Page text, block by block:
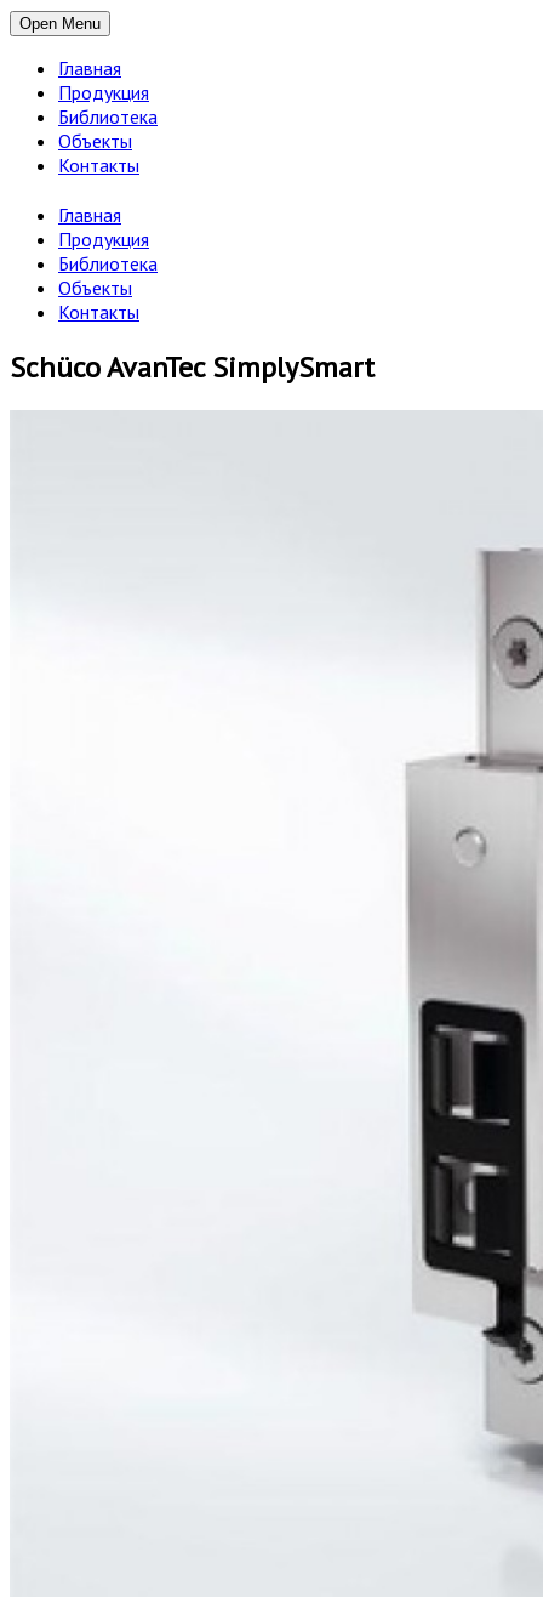
Open Menu
Главная
Продукция
Библиотека
Объекты
Контакты
Главная
Продукция
Библиотека
Объекты
Контакты
Schüco AvanTec SimplySmart